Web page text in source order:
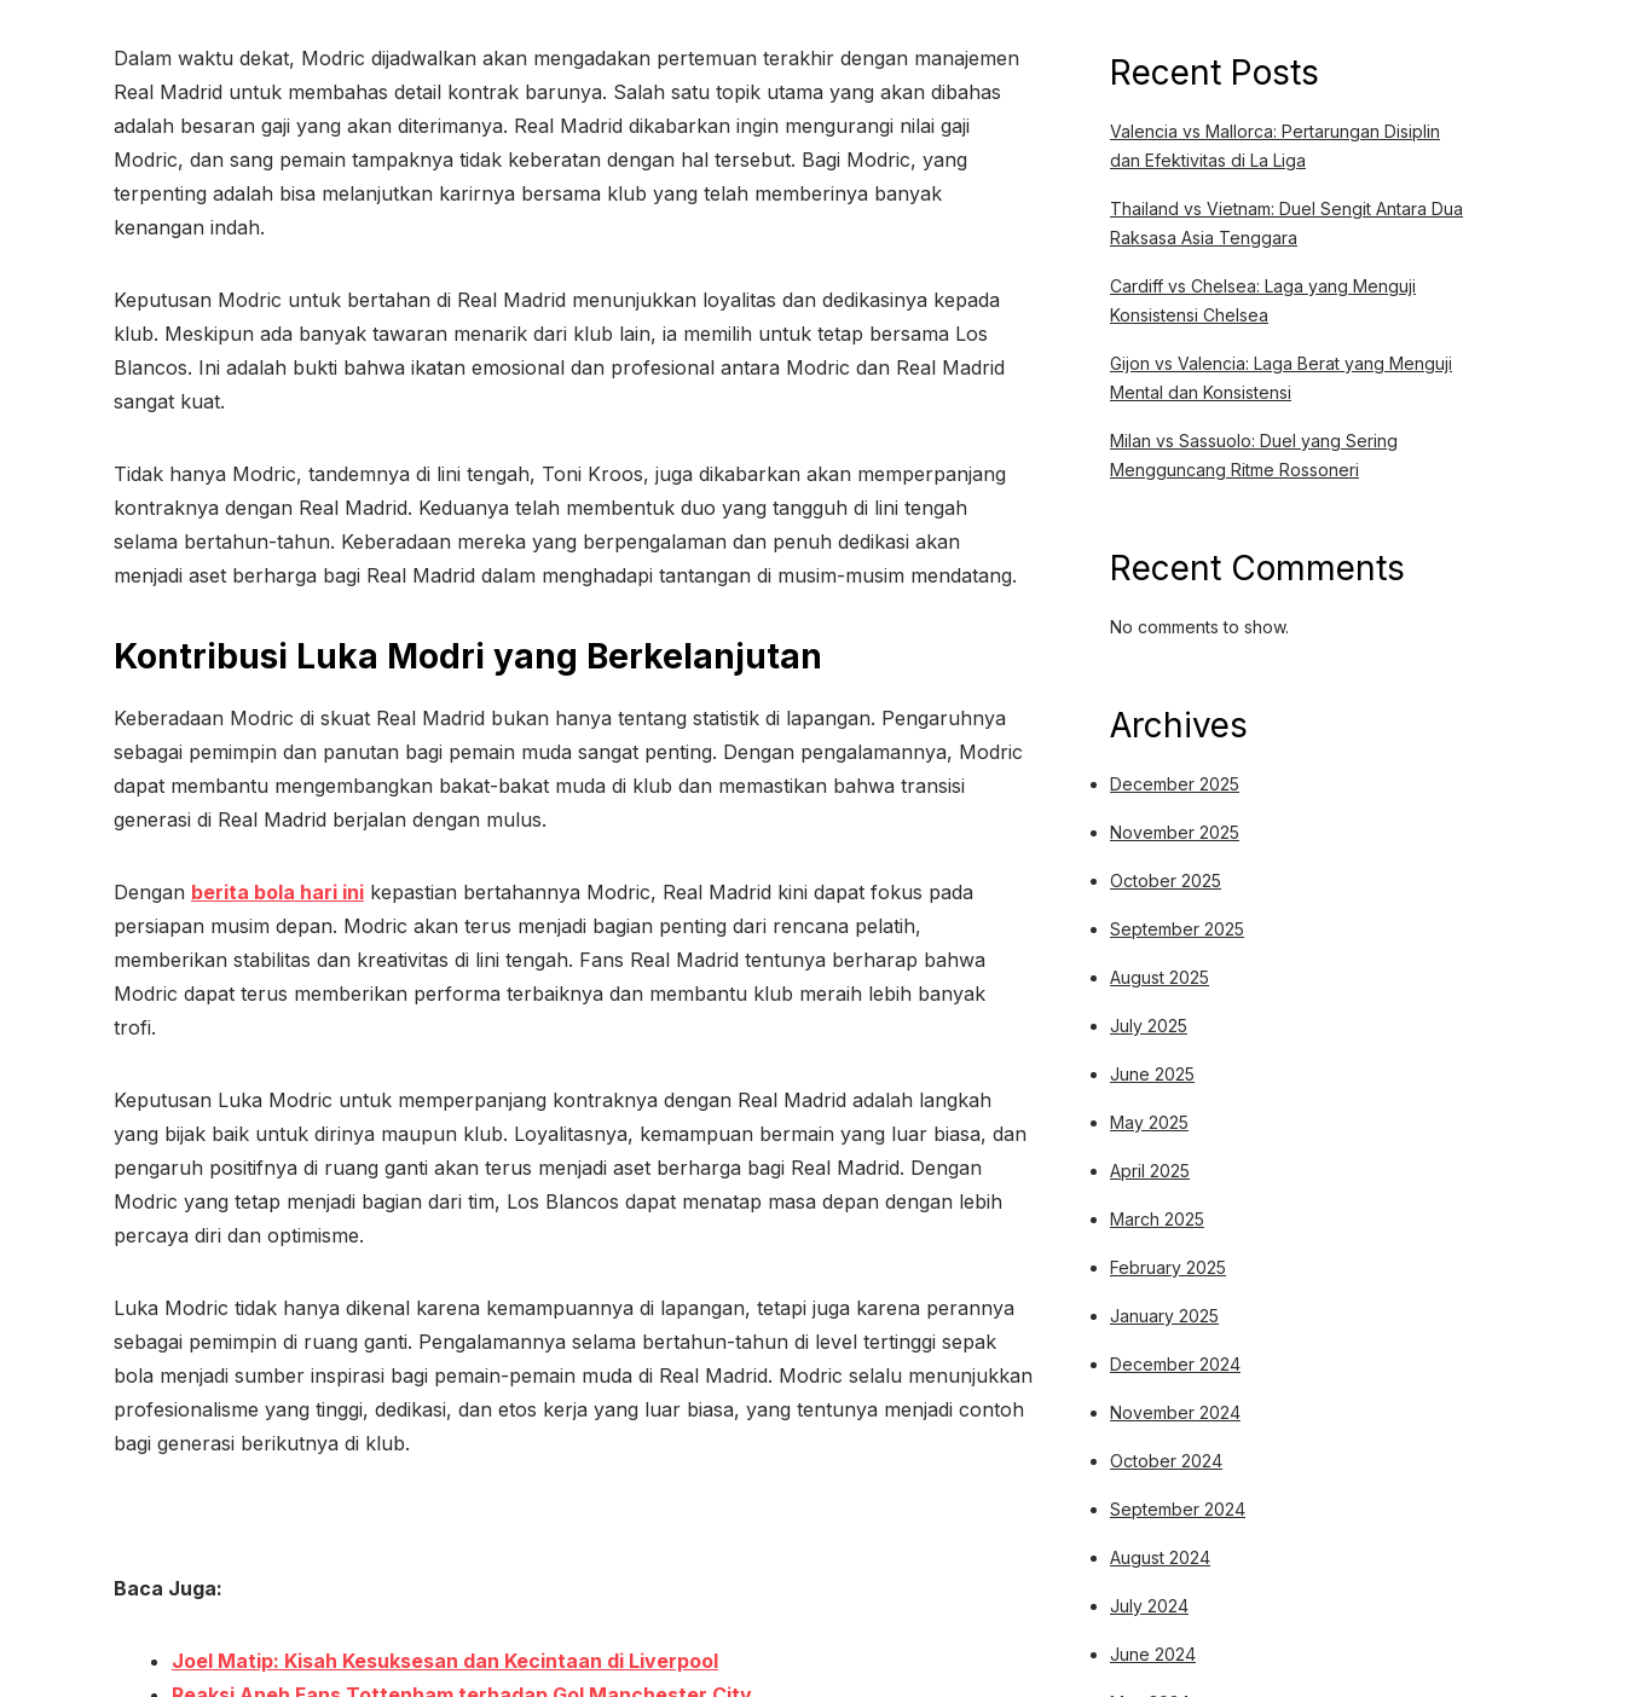
Dalam waktu dekat, Modric dijadwalkan akan mengadakan pertemuan terakhir dengan manajemen
Real Madrid untuk membahas detail kontrak barunya. Salah satu topik utama yang akan dibahas
adalah besaran gaji yang akan diterimanya. Real Madrid dikabarkan ingin mengurangi nilai gaji
Modric, dan sang pemain tampaknya tidak keberatan dengan hal tersebut. Bagi Modric, yang
terpenting adalah bisa melanjutkan karirnya bersama klub yang telah memberinya banyak
kenangan indah.
Keputusan Modric untuk bertahan di Real Madrid menunjukkan loyalitas dan dedikasinya kepada
klub. Meskipun ada banyak tawaran menarik dari klub lain, ia memilih untuk tetap bersama Los
Blancos. Ini adalah bukti bahwa ikatan emosional dan profesional antara Modric dan Real Madrid
sangat kuat.
Tidak hanya Modric, tandemnya di lini tengah, Toni Kroos, juga dikabarkan akan memperpanjang
kontraknya dengan Real Madrid. Keduanya telah membentuk duo yang tangguh di lini tengah
selama bertahun-tahun. Keberadaan mereka yang berpengalaman dan penuh dedikasi akan
menjadi aset berharga bagi Real Madrid dalam menghadapi tantangan di musim-musim mendatang.
Kontribusi Luka Modri yang Berkelanjutan
Keberadaan Modric di skuat Real Madrid bukan hanya tentang statistik di lapangan. Pengaruhnya
sebagai pemimpin dan panutan bagi pemain muda sangat penting. Dengan pengalamannya, Modric
dapat membantu mengembangkan bakat-bakat muda di klub dan memastikan bahwa transisi
generasi di Real Madrid berjalan dengan mulus.
Dengan berita bola hari ini kepastian bertahannya Modric, Real Madrid kini dapat fokus pada
persiapan musim depan. Modric akan terus menjadi bagian penting dari rencana pelatih,
memberikan stabilitas dan kreativitas di lini tengah. Fans Real Madrid tentunya berharap bahwa
Modric dapat terus memberikan performa terbaiknya dan membantu klub meraih lebih banyak
trofi.
Keputusan Luka Modric untuk memperpanjang kontraknya dengan Real Madrid adalah langkah
yang bijak baik untuk dirinya maupun klub. Loyalitasnya, kemampuan bermain yang luar biasa, dan
pengaruh positifnya di ruang ganti akan terus menjadi aset berharga bagi Real Madrid. Dengan
Modric yang tetap menjadi bagian dari tim, Los Blancos dapat menatap masa depan dengan lebih
percaya diri dan optimisme.
Luka Modric tidak hanya dikenal karena kemampuannya di lapangan, tetapi juga karena perannya
sebagai pemimpin di ruang ganti. Pengalamannya selama bertahun-tahun di level tertinggi sepak
bola menjadi sumber inspirasi bagi pemain-pemain muda di Real Madrid. Modric selalu menunjukkan
profesionalisme yang tinggi, dedikasi, dan etos kerja yang luar biasa, yang tentunya menjadi contoh
bagi generasi berikutnya di klub.
Baca Juga:
Joel Matip: Kisah Kesuksesan dan Kecintaan di Liverpool
Recent Posts
Valencia vs Mallorca: Pertarungan Disiplin
dan Efektivitas di La Liga
Thailand vs Vietnam: Duel Sengit Antara Dua
Raksasa Asia Tenggara
Cardiff vs Chelsea: Laga yang Menguji
Konsistensi Chelsea
Gijon vs Valencia: Laga Berat yang Menguji
Mental dan Konsistensi
Milan vs Sassuolo: Duel yang Sering
Mengguncang Ritme Rossoneri
Recent Comments
No comments to show.
Archives
December 2025
November 2025
October 2025
September 2025
August 2025
July 2025
June 2025
May 2025
April 2025
March 2025
February 2025
January 2025
December 2024
November 2024
October 2024
September 2024
August 2024
July 2024
June 2024